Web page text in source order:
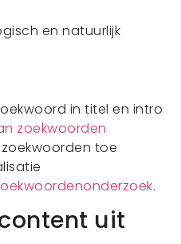
en natuurlijk
in titel en intro
zoekwoorden
toe
.
uit